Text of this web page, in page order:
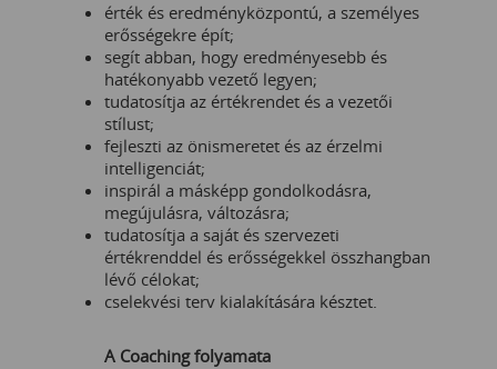
érték és eredményközpontú, a személyes
erősségekre épít;
segít abban, hogy eredményesebb és
hatékonyabb vezető legyen;
tudatosítja az értékrendet és a vezetői
stílust;
fejleszti az önismeretet és az érzelmi
intelligenciát;
inspirál a másképp gondolkodásra,
megújulásra, változásra;
tudatosítja a saját és szervezeti
értékrenddel és erősségekkel összhangban
lévő célokat;
cselekvési terv kialakítására késztet.
A Coaching folyamata